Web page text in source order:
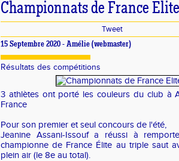
Championnats de France
Tweet
15 Septembre 2020 - Amélie (webmaster)
Résultats des compétitions
3 athlètes ont porté les couleurs du club à
France
Pour son premier et seul concours de l'été,
Jeanine Assani-Issoufa réussi à
championne de France Élite au triple saut
plein air (le 8e au total).